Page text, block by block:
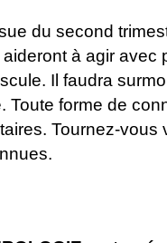
du second
à agir avec
Il faudra
Toute forme de
Tournez-vous